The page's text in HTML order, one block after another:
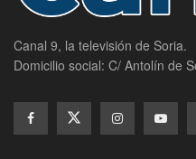
Canal 9, la televisión de Soria.
Domicilio social: C/ Antolín de